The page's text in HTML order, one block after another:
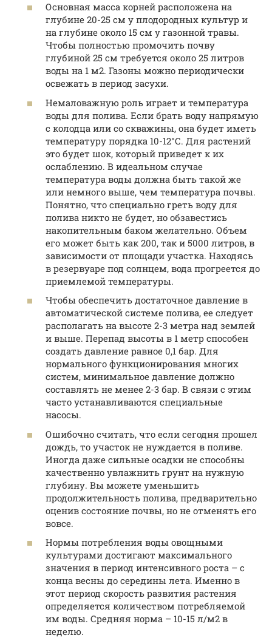
Основная масса корней расположена на
глубине 20-25 см у плодородных культур и
на глубине около 15 см у газонной травы.
Чтобы полностью промочить почву
глубиной 25 см требуется около 25 литров
воды на 1 м2. Газоны можно периодически
освежать в период засухи.
Немаловажную роль играет и температура
воды для полива. Если брать воду напрямую
с колодца или со скважины, она будет иметь
температуру порядка 10-12°С. Для растений
это будет шок, который приведет к их
ослаблению. В идеальном случае
температура воды должна быть такой же
или немного выше, чем температура почвы.
Понятно, что специально греть воду для
полива никто не будет, но обзавестись
накопительным баком желательно. Объем
его может быть как 200, так и 5000 литров, в
зависимости от площади участка. Находясь
в резервуаре под солнцем, вода прогреется до
приемлемой температуры.
Чтобы обеспечить достаточное давление в
автоматической системе полива, ее следует
располагать на высоте 2-3 метра над землей
и выше. Перепад высоты в 1 метр способен
создать давление равное 0,1 бар. Для
нормального функционирования многих
систем, минимальное давление должно
составлять не менее 2-3 бар. В связи с этим
часто устанавливаются специальные
насосы.
Ошибочно считать, что если сегодня прошел
дождь, то участок не нуждается в поливе.
Иногда даже сильные осадки не способны
качественно увлажнить грунт на нужную
глубину. Вы можете уменьшить
продолжительность полива, предварительно
оценив состояние почвы, но не отменять его
вовсе.
Нормы потребления воды овощными
культурами достигают максимального
значения в период интенсивного роста – с
конца весны до середины лета. Именно в
этот период скорость развития растения
определяется количеством потребляемой
им воды. Средняя норма – 10-15 л/м2 в
неделю.